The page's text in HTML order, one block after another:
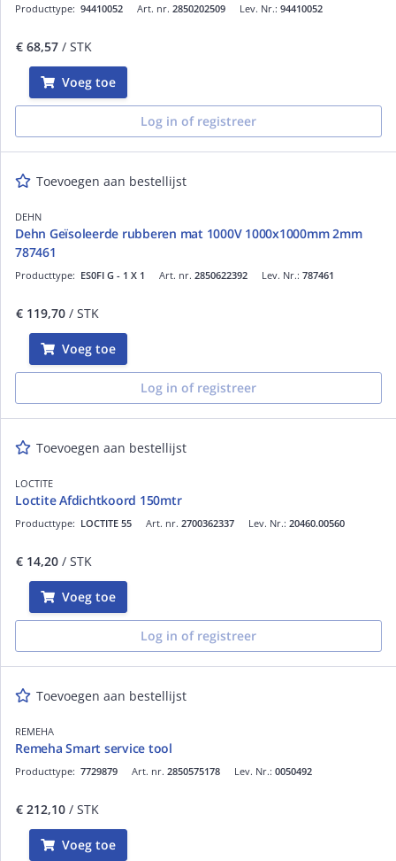
Art. nr. 2850202509
Producttype: 94410052 Lev. Nr.: 94410052
€ 68,57 / STK
Voeg toe
Log in of registreer
Toevoegen aan bestellijst
DEHN
Dehn Geïsoleerde rubberen mat 1000V 1000x1000mm 2mm
787461
Art. nr. 2850622392
Producttype: ES0FI G - 1 X 1 Lev. Nr.: 787461
€ 119,70 / STK
Voeg toe
Log in of registreer
Toevoegen aan bestellijst
LOCTITE
Loctite Afdichtkoord 150mtr
Art. nr. 2700362337
Producttype: LOCTITE 55 Lev. Nr.: 20460.00560
€ 14,20 / STK
Voeg toe
Log in of registreer
Toevoegen aan bestellijst
REMEHA
Remeha Smart service tool
Art. nr. 2850575178
Producttype: 7729879 Lev. Nr.: 0050492
€ 212,10 / STK
Voeg toe